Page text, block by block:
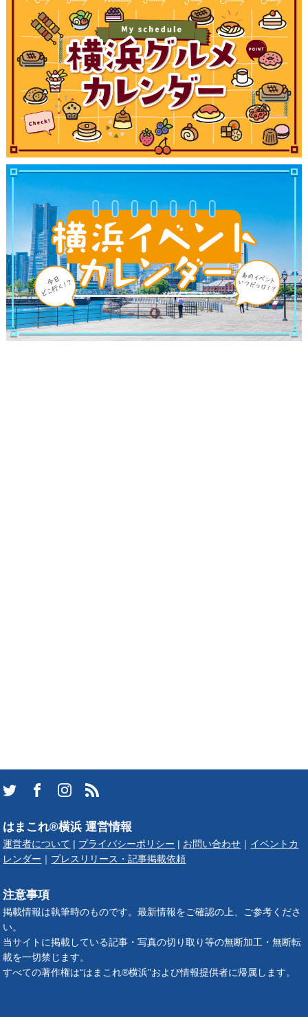
サイトについて
はまこれ®横浜 運営情報
運営者について | プライバシーポリシー | お問い合わせ ｜ イベントカ
レンダー ｜ プレスリリース・記事掲載依頼
注意事項
掲載情報は執筆時のものです。最新情報をご確認の上、ご参考くださ
い。
当サイトに掲載している記事・写真の切り取り等の無断加工・無断転
載を一切禁じます。
すべての著作権は“はまこれ®横浜”および情報提供者に帰属します。